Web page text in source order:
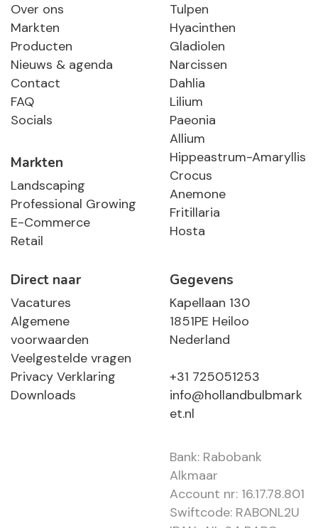
Over ons
Markten
Producten
Nieuws & agenda
Contact
FAQ
Socials
Markten
Landscaping
Professional Growing
E-Commerce
Retail
Tulpen
Hyacinthen
Gladiolen
Narcissen
Dahlia
Lilium
Paeonia
Allium
Hippeastrum-Amaryllis
Crocus
Anemone
Fritillaria
Hosta
Direct naar
Vacatures
Algemene
voorwaarden
Veelgestelde vragen
Privacy Verklaring
Downloads
Gegevens
Kapellaan 130
1851PE Heiloo
Nederland
+31 725051253
info@hollandbulbmark
et.nl
Bank: Rabobank
Alkmaar
Account nr: 16.17.78.801
Swiftcode: RABONL2U